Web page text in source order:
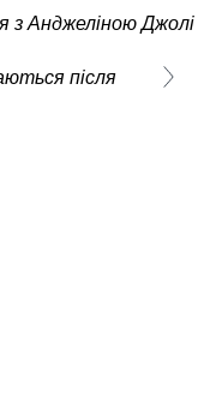
з Анджеліною Джолі
після